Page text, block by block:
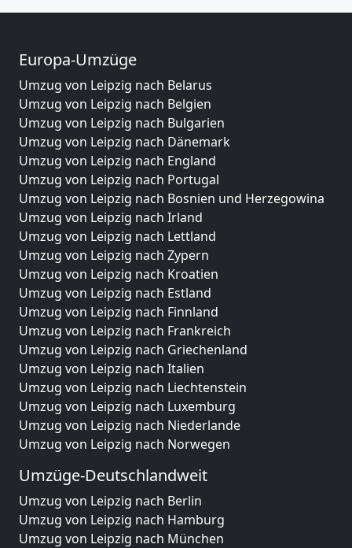
Europa-Umzüge
Umzug von Leipzig nach Belarus
Umzug von Leipzig nach Belgien
Umzug von Leipzig nach Bulgarien
Umzug von Leipzig nach Dänemark
Umzug von Leipzig nach England
Umzug von Leipzig nach Portugal
Umzug von Leipzig nach Bosnien und Herzegowina
Umzug von Leipzig nach Irland
Umzug von Leipzig nach Lettland
Umzug von Leipzig nach Zypern
Umzug von Leipzig nach Kroatien
Umzug von Leipzig nach Estland
Umzug von Leipzig nach Finnland
Umzug von Leipzig nach Frankreich
Umzug von Leipzig nach Griechenland
Umzug von Leipzig nach Italien
Umzug von Leipzig nach Liechtenstein
Umzug von Leipzig nach Luxemburg
Umzug von Leipzig nach Niederlande
Umzug von Leipzig nach Norwegen
Umzüge-Deutschlandweit
Umzug von Leipzig nach Berlin
Umzug von Leipzig nach Hamburg
Umzug von Leipzig nach München